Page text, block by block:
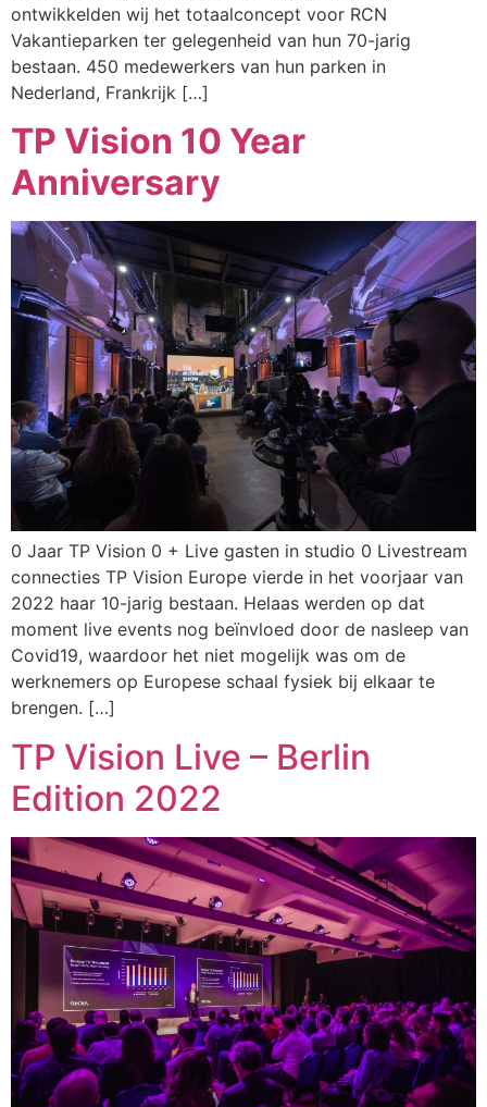
ontwikkelden wij het totaalconcept voor RCN
Vakantieparken ter gelegenheid van hun 70-jarig
bestaan. 450 medewerkers van hun parken in
Nederland, Frankrijk […]
TP Vision 10 Year
Anniversary
0 Jaar TP Vision 0 + Live gasten in studio 0 Livestream
connecties TP Vision Europe vierde in het voorjaar van
2022 haar 10-jarig bestaan. Helaas werden op dat
moment live events nog beïnvloed door de nasleep van
Covid19, waardoor het niet mogelijk was om de
werknemers op Europese schaal fysiek bij elkaar te
brengen. […]
TP Vision Live – Berlin
Edition 2022